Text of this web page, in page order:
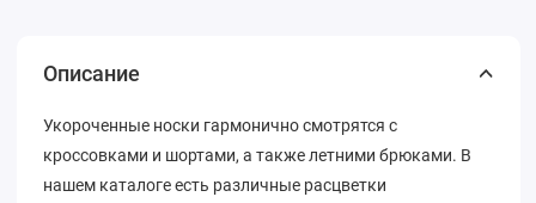
Описание
Укороченные носки гармонично смотрятся с
кроссовками и шортами, а также летними брюками. В
нашем каталоге есть различные расцветки